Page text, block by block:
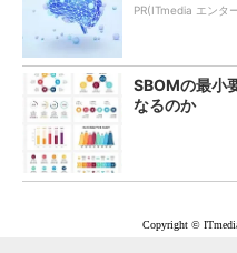
PR(ITmedia エンタ
SBOMの最小
なるのか
Copyright ©